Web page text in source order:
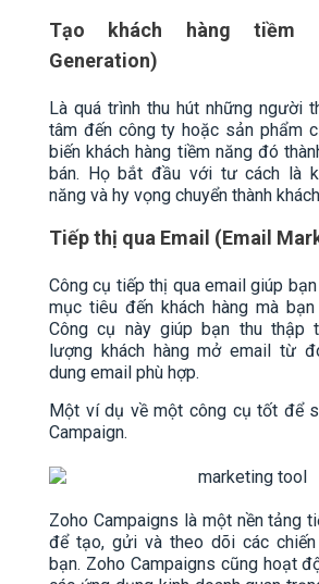
Tạo khách hàng tiềm
Generation)
Là quá trình thu hút những người
tâm đến công ty hoặc sản phẩm
biến khách hàng tiềm năng đó
bán. Họ bắt đầu với tư cách là
năng và hy vọng chuyển thành
Tiếp thị qua Email (Email
Công cụ tiếp thị qua email giúp
mục tiêu đến khách hàng mà
Công cụ này giúp bạn thu thập
lượng khách hàng mở email từ
dung email phù hợp.
Một ví dụ về một công cụ tốt để
Campaign.
Zoho Campaigns là một nền tảng
để tạo, gửi và theo dõi các
bạn. Zoho Campaigns cũng hoạt